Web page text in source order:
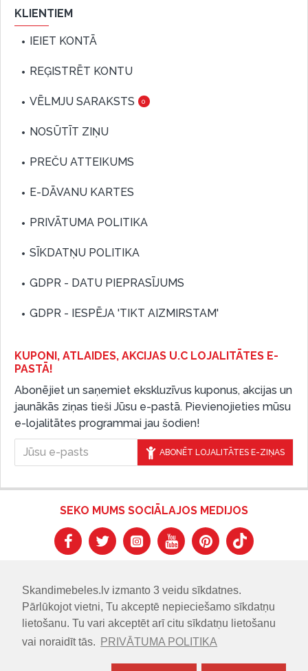
Skandimebeles.lv izmanto 3 veidu sīkdatnes.
Pārlūkojot vietni, Tu akceptē nepieciešamo sīkdatņu
lietošanu. Tu vari akceptēt arī citu sīkdatņu lietošanu
vai noraidīt tās.
PRIVĀTUMA POLITIKA
KLIENTIEM
IEIET KONTĀ
REĢISTRĒT KONTU
VĒLMJU SARAKSTS 0
NOSŪTĪT ZIŅU
PREČU ATTEIKUMS
E-DĀVANU KARTES
PRIVĀTUMA POLITIKA
SĪKDATŅU POLITIKA
GDPR - DATU PIEPRASĪJUMS
GDPR - IESPĒJA 'TIKT AIZMIRSTAM'
KUPONI, ATLAIDES, AKCIJAS U.C LOJALITĀTES E-
PASTĀ!
Abonējiet un saņemiet ekskluzīvus kuponus, akcijas un
jaunākās ziņas tieši Jūsu e-pastā. Pievienojieties mūsu
e-lojalitātes programmai jau šodien!
ABONĒT LOJALITĀTES E-ZIŅAS
SEKO MUMS SOCIĀLAJOS MEDIJOS